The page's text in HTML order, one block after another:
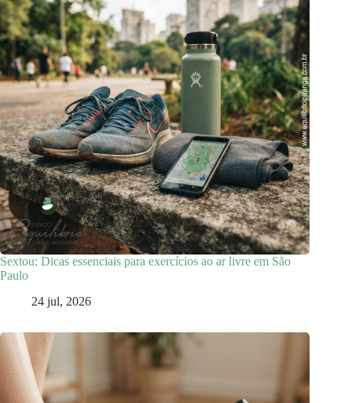
Sextou: Dicas essenciais para exercícios ao ar livre em São
Paulo
24 jul, 2026